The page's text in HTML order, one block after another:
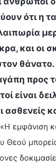
ότι η
και οι
θάνατο.
προς
είναι
ασθενείς
εμφάνιση
Θεού